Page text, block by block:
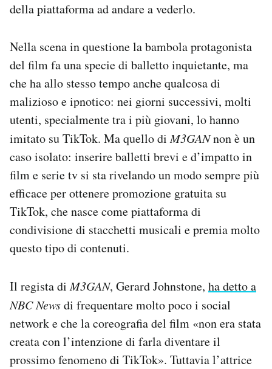
della piattaforma ad andare a vederlo.
Nella scena in questione la bambola protagonista
del film fa una specie di balletto inquietante, ma
che ha allo stesso tempo anche qualcosa di
malizioso e ipnotico: nei giorni successivi, molti
utenti, specialmente tra i più giovani, lo hanno
imitato su TikTok. Ma quello diM3GANnon è un
caso isolato: inserire balletti brevi e d’impatto in
film e serie tv si sta rivelando un modo sempre più
efficace per ottenere promozione gratuita su
TikTok, che nasce come piattaforma di
condivisione di stacchetti musicali e premia molto
questo tipo di contenuti.
Il regista diM3GAN, Gerard Johnstone, ha detto a
NBC Newsdi frequentare molto poco i social
network e che la coreografia del film «non era stata
creata con l’intenzione di farla diventare il
prossimo fenomeno di TikTok». Tuttavia l’attrice